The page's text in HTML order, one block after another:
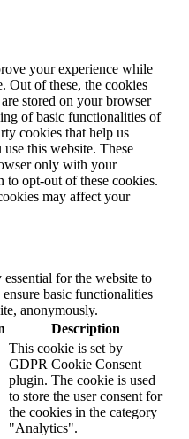
your experience while
Out of these, the cookies
stored on your browser
of basic functionalities of
cookies that help us
this website. These
only with your
to opt-out of these cookies.
may affect your
for the website to
basic functionalities
anonymously.
Description
This cookie is set by
GDPR Cookie Consent
plugin. The cookie is used
to store the user consent for
the cookies in the category
"Analytics".